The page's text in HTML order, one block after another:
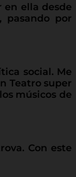
en ella desde
pasando por
social. Me
Teatro super
músicos de
Con este